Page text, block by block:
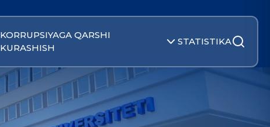
KORRUPSIYAGA QARSHI
KURASHISH
STATISTIKA